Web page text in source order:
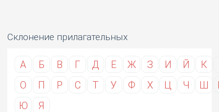
Склонение прилагательных
А Б В Г Д Е Ж З И Й К
О
П Р С Т У Ф Х Ц Ч Ш
Ю
Я